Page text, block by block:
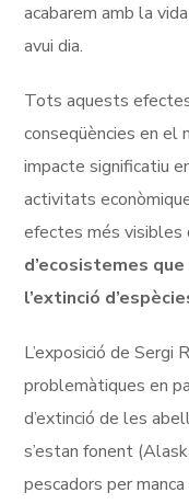
acabarem amb la
avui dia.
Tots aquests
conseqüències en el
impacte significatiu
activitats
efectes més visibles
d’ecosistemes
l’extinció
L’exposició de
problemàtiques en
d’extinció de les
s’estan fonent
pescadors per